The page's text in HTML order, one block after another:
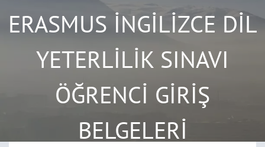
ERASMUS İNGİLİZCE DİL
YETERLİLİK SINAVI
ÖĞRENCİ GİRİŞ
BELGELERİ